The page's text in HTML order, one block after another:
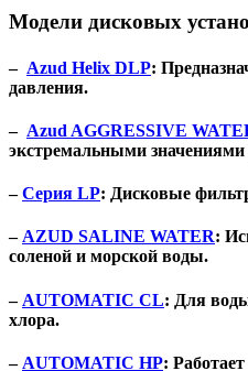
Модели дисковых
– Azud Helix DLP:
давления.
– Azud AGGRESSIVE
экстремальными
–Серия LP: Дисковые
–AZUD SALINE WATER:
соленой и морской воды.
– AUTOMATIC CL: Для
хлора.
– AUTOMATIC HP: